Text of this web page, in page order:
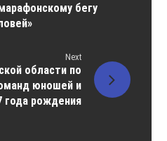
бегу
Next
области по
юношей и
года рождения